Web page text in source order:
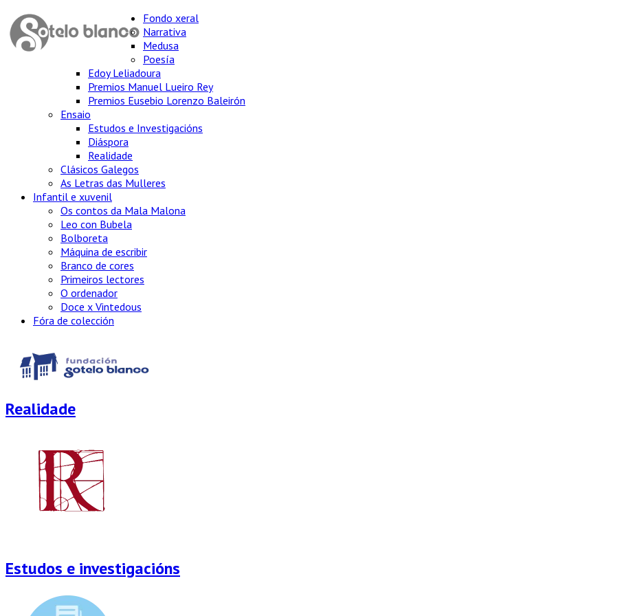
Fondo xeral
Narrativa
Medusa
Poesía
Edoy Leliadoura
Premios Manuel Lueiro Rey
Premios Eusebio Lorenzo Baleirón
Ensaio
Estudos e Investigacións
Diáspora
Realidade
Clásicos Galegos
As Letras das Mulleres
Infantil e xuvenil
Os contos da Mala Malona
Leo con Bubela
Bolboreta
Máquina de escribir
Branco de cores
Primeiros lectores
O ordenador
Doce x Vintedous
Fóra de colección
Realidade
Estudos e investigacións